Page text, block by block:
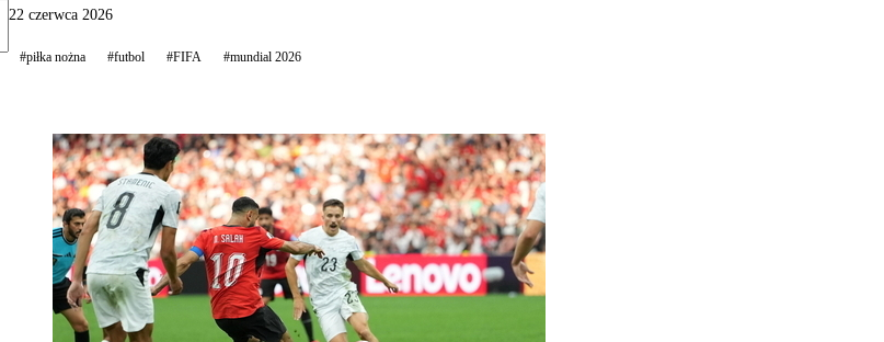
22 czerwca 2026
#piłka nożna #futbol #FIFA #mundial 2026